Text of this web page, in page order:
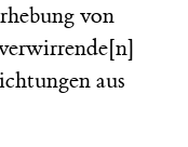
von
aus